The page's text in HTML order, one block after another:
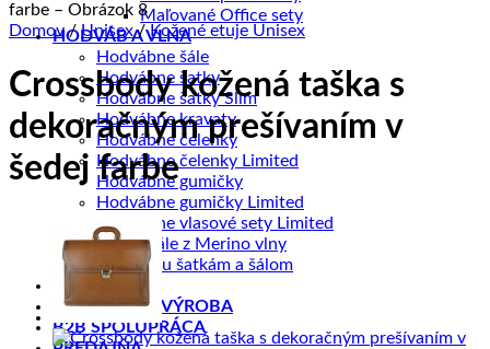
Maľované Office sety
HODVÁB A VLNA
Hodvábne šále
Hodvábne šatky
Hodvábne šatky Slim
Hodvábne kravaty
Hodvábne čelenky
Hodvábne čelenky Limited
Hodvábne gumičky
Hodvábne gumičky Limited
Hodvábne vlasové sety Limited
Zimné šále z Merino vlny
Šperky ku šatkám a šálom
DOPREDAJ
ZÁKAZKOVÁ VÝROBA
B2B SPOLUPRÁCA
Domov / Unisex / Kožené etuje Unisex
Crossbody kožená taška s
dekoračným prešívaním v
šedej farbe